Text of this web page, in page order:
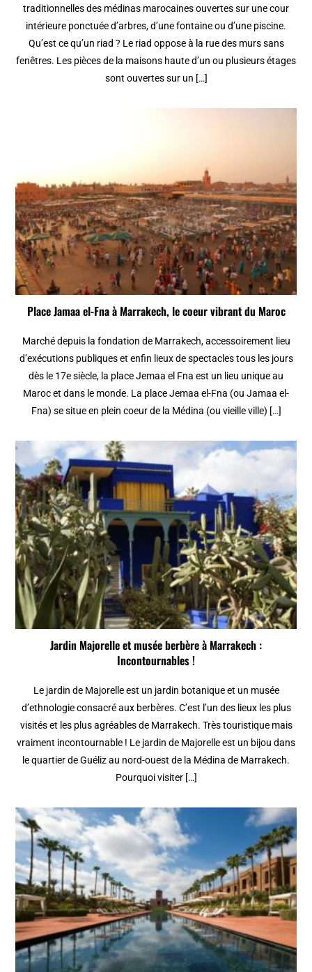
traditionnelles des médinas marocaines ouvertes sur une cour
intérieure ponctuée d’arbres, d’une fontaine ou d’une piscine.
Qu’est ce qu’un riad ? Le riad oppose à la rue des murs sans
fenêtres. Les pièces de la maisons haute d’un ou plusieurs étages
sont ouvertes sur un […]
Place Jamaa el-Fna à Marrakech, le coeur vibrant du Maroc
Marché depuis la fondation de Marrakech, accessoirement lieu
d’exécutions publiques et enfin lieux de spectacles tous les jours
dès le 17e siècle, la place Jemaa el Fna est un lieu unique au
Maroc et dans le monde. La place Jemaa el-Fna (ou Jamaa el-
Fna) se situe en plein coeur de la Médina (ou vieille ville) […]
Jardin Majorelle et musée berbère à Marrakech :
Incontournables !
Le jardin de Majorelle est un jardin botanique et un musée
d’ethnologie consacré aux berbères. C’est l’un des lieux les plus
visités et les plus agréables de Marrakech. Très touristique mais
vraiment incontournable ! Le jardin de Majorelle est un bijou dans
le quartier de Guéliz au nord-ouest de la Médina de Marrakech.
Pourquoi visiter […]